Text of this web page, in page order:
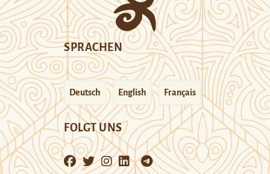
SPRACHEN
Deutsch English Français
FOLGT UNS